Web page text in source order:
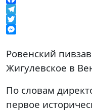
Facebook
Telegram
Twitter
Ровенский
Жигулевское в
По словам
первое